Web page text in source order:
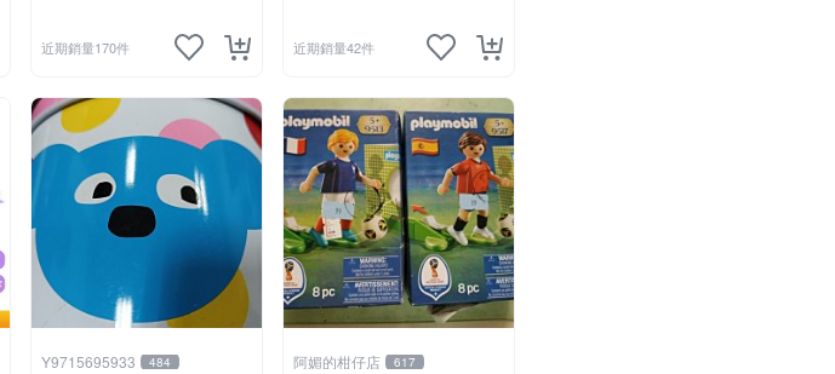
近期銷量170件 近期銷量42件
Y9715695933 484 阿媚的柑仔店 617